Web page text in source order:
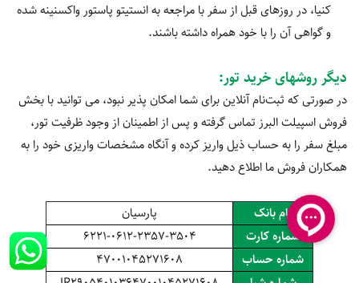
کنیا، در روزهای قبل از سفر با مراجعه به انستیتو پاستور واکسنینه شده
و گواهی آن را با خود همراه داشته باشند.
دیگر روشهای خرید تور:
در صورتی که ثبت‌نام آنلاین برای شما امکان پذیر نبود، می‌ توانید با بخش
فروش اسپیلت البرز تماس گرفته و پس از اطمینان از وجود ظرفیت تور،
مبلغ سفر را به حساب ذیل واریز کرده و آنگاه مشخصات واریزی خود را به
همکاران فروش ما اطلاع دهید.
نام بانک
پارسیان
شماره کارت
6221-0612-2357-3504
شماره حساب
47001045271608